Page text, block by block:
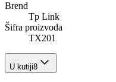
Brend
Tp Link
Šifra proizvoda
TX201
U kutiji8